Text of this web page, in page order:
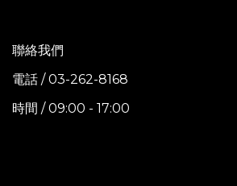
聯絡我們
電話 / 03-262-8168
時間 / 09:00 - 17:00